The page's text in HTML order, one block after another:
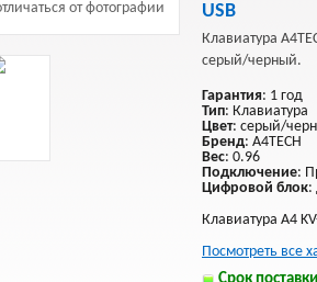
от фотографии
USB
Клавиатура
серый/черный.
Гарантия: 1 год
Тип: Клавиатура
Цвет: серый/
Бренд: A4TECH
Вес: 0.96
Подключение:
Цифровой блок:
Клавиатура A4
Посмотреть все